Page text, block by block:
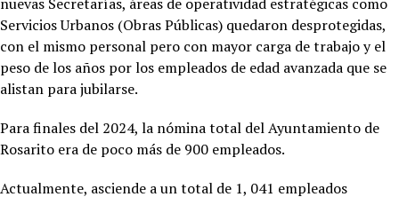
Servicios Urbanos (Obras Públicas) quedaron desprotegidas,
con el mismo personal pero con mayor carga de trabajo y el
peso de los años por los empleados de edad avanzada que se
alistan para jubilarse.
Para finales del 2024, la nómina total del Ayuntamiento de
Rosarito era de poco más de 900 empleados.
Actualmente, asciende a un total de 1, 041 empleados